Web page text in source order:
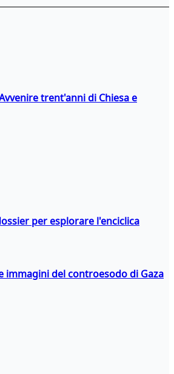
trent'anni di Chiesa e
per esplorare l'enciclica
immagini del controesodo di Gaza